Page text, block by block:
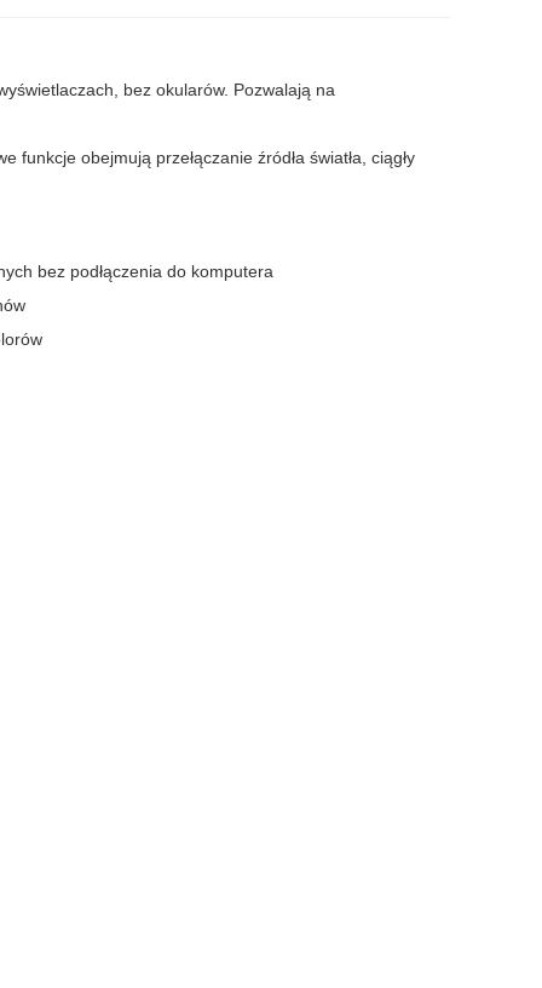
bez okularów. Pozwalają na
obejmują przełączanie źródła światła, ciągły
bez podłączenia do komputera